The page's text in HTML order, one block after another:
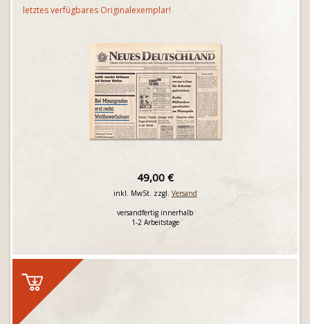
letztes verfügbares Originalexemplar!
49,00 €
inkl. MwSt. zzgl. Versand
versandfertig innerhalb
1-2 Arbeitstage